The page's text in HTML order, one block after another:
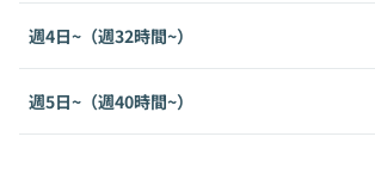
週4日~（週32時間~）
週5日~（週40時間~）